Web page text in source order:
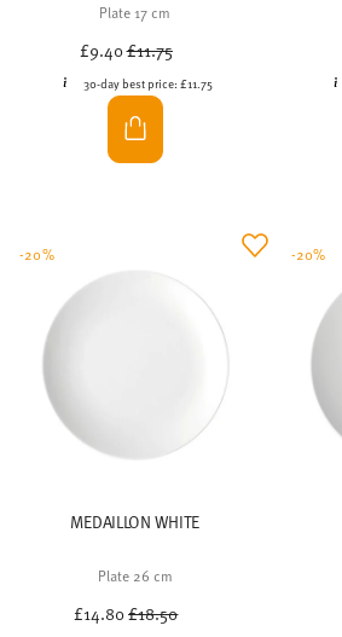
Plate 17 cm
£9.40Price reduced from
£11.75
30-day best price:£11.75
MEDAILLON WHITE
Plate 26 cm
£14.80Price reduced from
£18.50
-20% -20%